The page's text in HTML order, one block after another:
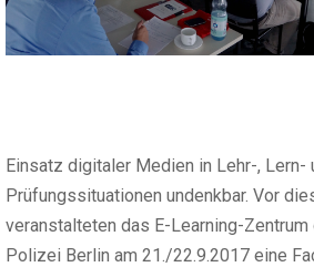
Einsatz digitaler Medien in Lehr-, Lern-
Prüfungssituationen undenkbar. Vor
veranstalteten das E-Learning-Zentrum
Polizei Berlin am 21./22.9.2017 eine